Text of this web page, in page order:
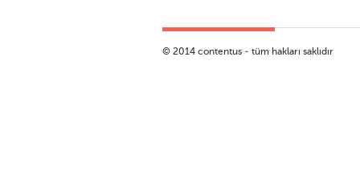
© 2014 contentus - tüm hakları saklıdır